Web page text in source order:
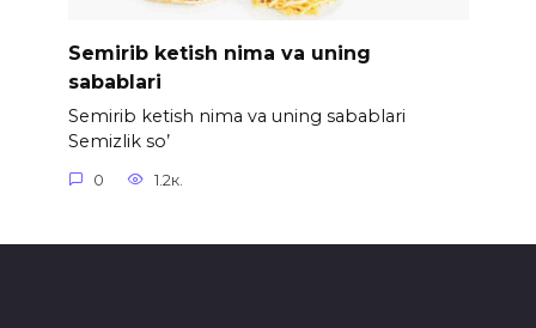
Semirib ketish nima va uning
sabablari
Semirib ketish nima va uning sabablari
Semizlik so’
0 1.2к.